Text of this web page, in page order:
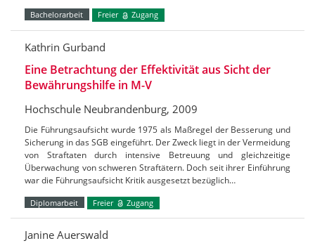
Bachelorarbeit Freier Zugang
Kathrin Gurband
Eine Betrachtung der Effektivität aus Sicht der
Bewährungshilfe in M-V
Hochschule Neubrandenburg, 2009
Die Führungsaufsicht wurde 1975 als Maßregel der Besserung und
Sicherung in das SGB eingeführt. Der Zweck liegt in der Vermeidung
von Straftaten durch intensive Betreuung und gleichzeitige
Überwachung von schweren Straftätern. Doch seit ihrer Einführung
war die Führungsaufsicht Kritik ausgesetzt bezüglich…
Diplomarbeit Freier Zugang
Janine Auerswald